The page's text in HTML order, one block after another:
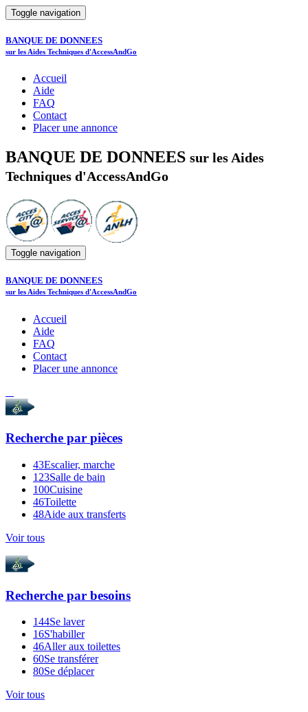
Toggle navigation
BANQUE DE DONNEES
sur les Aides Techniques d'AccessAndGo
Accueil
Aide
FAQ
Contact
Placer une annonce
BANQUE DE DONNEES sur les Aides
Techniques d'AccessAndGo
Toggle navigation
BANQUE DE DONNEES
sur les Aides Techniques d'AccessAndGo
Accueil
Aide
FAQ
Contact
Placer une annonce
Recherche par pièces
43Escalier, marche
123Salle de bain
100Cuisine
46Toilette
48Aide aux transferts
Voir tous
Recherche par besoins
144Se laver
16S'habiller
46Aller aux toilettes
60Se transférer
80Se déplacer
Voir tous